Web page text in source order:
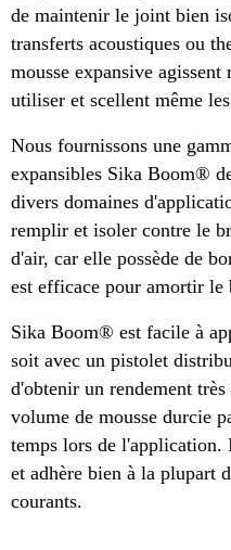
de maintenir le joint bien
transferts acoustiques ou
mousse expansive
utiliser et scellent même
Nous fournissons une
expansibles Sika Boom®
divers domaines
remplir et isoler contre le
d'air, car elle possède de
est efficace pour amortir le
Sika Boom® est facile à
soit avec un pistolet
d'obtenir un rendement
volume de mousse durcie
temps lors de l'application.
et adhère bien à la plupart
courants.